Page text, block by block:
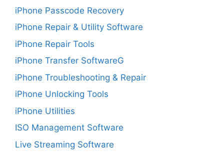
iPhone Passcode Recovery
iPhone Repair & Utility Software
iPhone Repair Tools
iPhone Transfer SoftwareG
iPhone Troubleshooting & Repair
iPhone Unlocking Tools
iPhone Utilities
ISO Management Software
Live Streaming Software